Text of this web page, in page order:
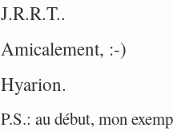
J.R.R.T..
Amicalement, :-)
Hyarion.
P.S.: au début, mon